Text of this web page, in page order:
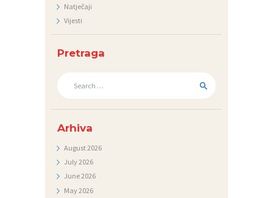
Natječaji
Vijesti
Pretraga
Arhiva
August2026
July2026
June2026
May2026